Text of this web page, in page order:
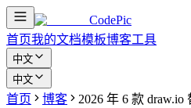
CodePic
首页我的文档模板博客工具
中文
中文
首页 博客
2026 年 6 款